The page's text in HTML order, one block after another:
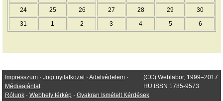
24 25 26 27 28 29 30
31 1 2 3 4 5 6
(CC) Weblabor, 1999–2017
HU ISSN 1785-9573
Impresszum· Jogi nyilatkozat· Adatvédelem·
Médiaajánlat
Rólunk· Webhely térkép· Gyakran Ismételt Kérdések